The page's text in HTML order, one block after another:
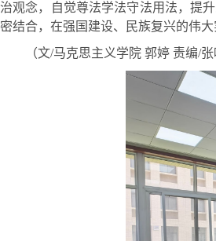
治观念，自觉尊法学法守法用法，提
密结合，在强国建设、民族复兴的伟大
（文/马克思主义学院 郭婷 责编/张